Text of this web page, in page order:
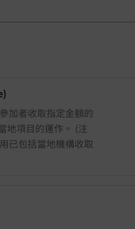
加者收取指定金額的
地項目的運作。 (注
已包括當地機構收取